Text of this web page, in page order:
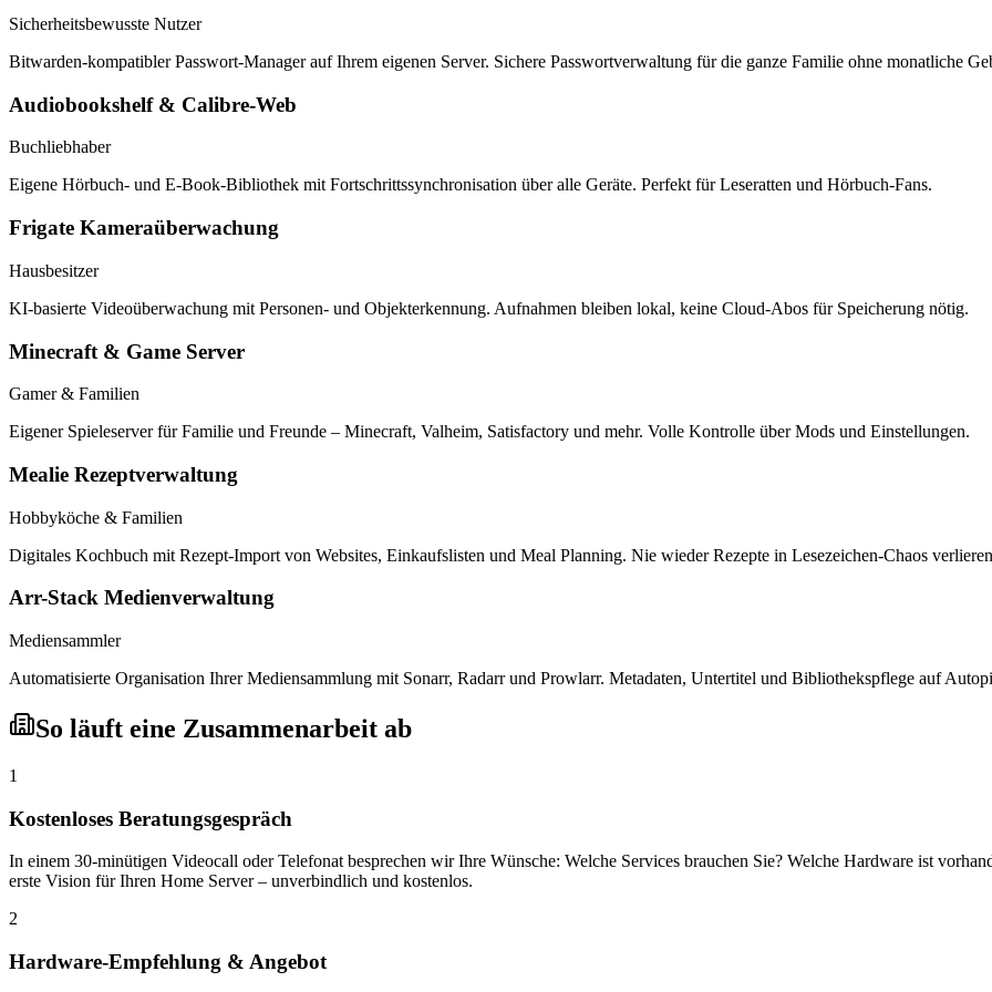
Sicherheitsbewusste Nutzer
Bitwarden-kompatibler Passwort-Manager auf Ihrem eigenen Server. Sichere Passwortverwaltung für die ganze Familie ohne monatliche
Audiobookshelf & Calibre-Web
Buchliebhaber
Eigene Hörbuch- und E-Book-Bibliothek mit Fortschrittssynchronisation über alle Geräte. Perfekt für Leseratten und Hörbuch-Fans.
Frigate Kameraüberwachung
Hausbesitzer
KI-basierte Videoüberwachung mit Personen- und Objekterkennung. Aufnahmen bleiben lokal, keine Cloud-Abos für Speicherung nötig.
Minecraft & Game Server
Gamer & Familien
Eigener Spieleserver für Familie und Freunde – Minecraft, Valheim, Satisfactory und mehr. Volle Kontrolle über Mods und Einstellungen.
Mealie Rezeptverwaltung
Hobbyköche & Familien
Digitales Kochbuch mit Rezept-Import von Websites, Einkaufslisten und Meal Planning. Nie wieder Rezepte in Lesezeichen-Chaos
Arr-Stack Medienverwaltung
Mediensammler
Automatisierte Organisation Ihrer Mediensammlung mit Sonarr, Radarr und Prowlarr. Metadaten, Untertitel und Bibliothekspflege auf
So läuft eine Zusammenarbeit ab
1
Kostenloses Beratungsgespräch
In einem 30-minütigen Videocall oder Telefonat besprechen wir Ihre Wünsche: Welche Services brauchen Sie? Welche Hardware ist
erste Vision für Ihren Home Server – unverbindlich und kostenlos.
2
Hardware-Empfehlung & Angebot